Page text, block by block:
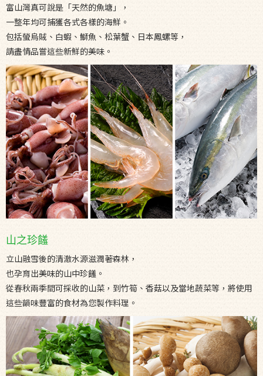
富山灣真可說是「天然的魚塘」，
一整年均可捕獲各式各樣的海鮮。
包括螢烏賊、白蝦、鰤魚、松葉蟹、日本鳳螺等，
請盡情品嘗這些新鮮的美味。
山之珍饈
立山融雪後的清澈水源滋潤著森林，
也孕育出美味的山中珍饈。
從春秋兩季間可採收的山菜，到竹筍、香菇以及當地蔬菜等，將使用
這些韻味豐富的食材為您製作料理。